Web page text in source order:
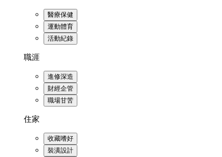
醫療保健
運動體育
活動紀錄
職涯
進修深造
財經企管
職場甘苦
住家
收藏嗜好
裝潢設計